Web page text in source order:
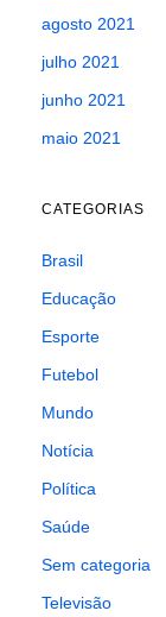
agosto 2021
julho 2021
junho 2021
maio 2021
CATEGORIAS
Brasil
Educação
Esporte
Futebol
Mundo
Notícia
Política
Saúde
Sem categoria
Televisão